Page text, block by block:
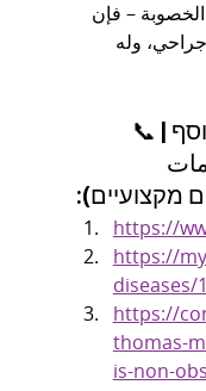
– فإن
جراحي، وله
| 📞
מקצועיים):
https://
https://
diseases/
https://
thomas-
is-non-